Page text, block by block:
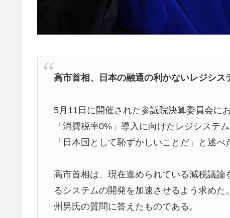
海外「日本なんて行くんじゃなかった…」 日
【MLB】村上宗隆とルイス・アラエスの指
てくれ」
▶ 【海外の反応】韓国が日本による竹島の領有
▶ 【高校野球】ついに田中マー君が高野連の「
外国人「米・ジャガイモ・パン・麺の4大主
海外「日本人がアメリカに対してとても良い
▶ 海外「消火栓もフェイクだから消防士が右往
▶ ワイ「飯食う前にうんちしたろ！（ﾌﾞﾘｯw）」
高市首相、日本の融通の利かないレジシス
5月11日に開催された参議院決算委員会に
「消費税率0%」導入に向けたレジシステ
「日本国として恥ずかしいことだ」と述べ
高市首相は、現在進められている減税議
るシステムの開発を加速させるよう求め
州男氏の質問に答えたものである。